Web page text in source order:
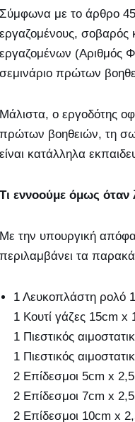
Σύμφωνα με το άρθρο
εργαζομένους, σοβαρός
εργαζομένων (Αριθμός
σεμινάριο πρώτων
Μάλιστα, ο εργοδότης
πρώτων βοηθειών, τη
είναι κατάλληλα
Τι εννοούμε όμως όταν
Με την υπουργική
περιλαμβάνει τα
1 Λευκοπλάστη ρολό
1 Κουτί γάζες 15cm
1 Πιεστικός
1 Πιεστικός
2 Επίδεσμοι 5cm x
2 Επίδεσμοι 7cm x
2 Επίδεσμοι 10cm x